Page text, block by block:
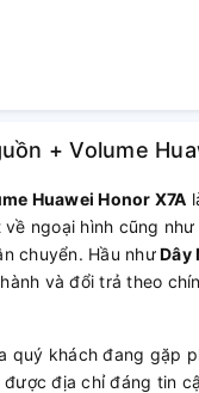
+ Volume
Huawei Honor X7A
ngoại hình cũng
chuyển. Hầu nhưDây
và đổi trả theo
quý khách đang gặp
địa chỉ đáng tin